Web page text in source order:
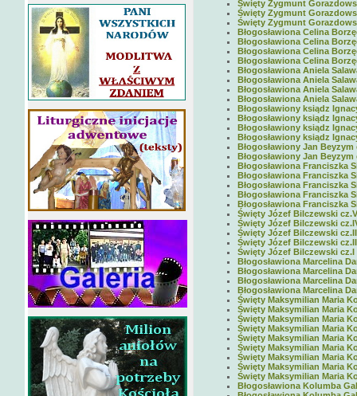
Święty Zygmunt
Święty Zygmunt
Święty Zygmunt
Błogosławiona Celina
Błogosławiona Celina
Błogosławiona Celina
Błogosławiona Celina
Błogosławiona Aniela
Błogosławiona Aniela
Błogosławiona Aniela
Błogosławiona Aniela
Błogosławiony ksiądz
Błogosławiony ksiądz
Błogosławiony ksiądz
Błogosławiony ksiądz
Błogosławiony Jan Beyzym
Błogosławiony Jan Beyzym
Błogosławiona Franciszka
Błogosławiona Franciszka
Błogosławiona Franciszka
Błogosławiona Franciszka
Błogosławiona Franciszka
Święty Józef Bilczewski
Święty Józef Bilczewski
Święty Józef Bilczewski
Święty Józef Bilczewski cz.II
Święty Józef Bilczewski cz.I
Błogosławiona Marcelina
Błogosławiona Marcelina
Błogosławiona Marcelina
Błogosławiona Marcelina
Święty Maksymilian Maria
Święty Maksymilian Maria
Święty Maksymilian Maria
Święty Maksymilian Maria
Święty Maksymilian Maria
Święty Maksymilian Maria
Święty Maksymilian Maria
Święty Maksymilian Maria
Święty Maksymilian Maria
Błogosławiona Kolumba